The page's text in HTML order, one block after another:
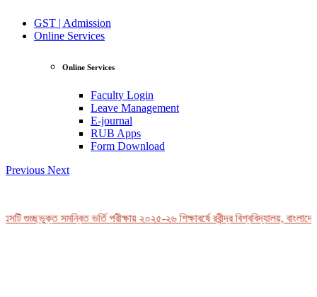
GST | Admission
Online Services
Online Services
Faculty Login
Leave Management
E-journal
RUB Apps
Form Download
Previous Next
গুচ্ছভুক্ত সমন্বিত ভর্তি পরীক্ষায় ২০২৫-২৬ শিক্ষাবর্ষে রবীন্দ্র বিশ্ববিদ্যালয়,